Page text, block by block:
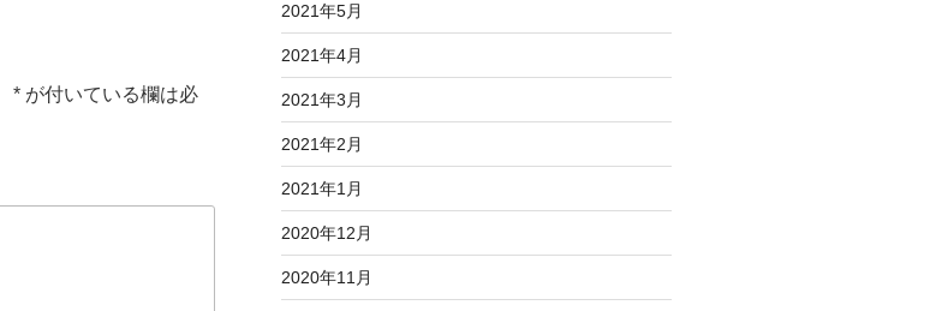
* が付いている欄は必
2021年5月
2021年4月
2021年3月
2021年2月
2021年1月
2020年12月
2020年11月